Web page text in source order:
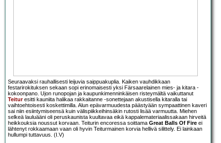
Seuraavaksi rauhallisesti leijuvia saippuakuplia. Kaiken vauhdikkaan
festarirokituksen sekaan sopi erinomaisesti yksi Färsaarelainen mies- ja kitara -
kokoonpano. Ujon runopojan ja kaupunkimenninkäisen risteymältä vaikuttanut
Teituresitti kauniita halikaa rakkaitanne -sonettejaan akustisella kitaralla tai
vaihtoehtoisesti koskettimilla. Alun epävarmuudesta päästyään sympaattinen kaveri
sai niin esiintymiseensä kuin välispiikkeihinsäkin rutosti lisää varmuutta. Miehen
selkeä lauluääni oli peruskaunista kuultavaa eikä kappalemateriaalissakaan hirveitä
heikkouksia noussut korvaan. Teiturin encoressa soittama Great Balls Of Fire ei
lähtenyt rokkaamaan vaan oli hyvin Teiturmainen korvia hellivä silittely. Ei lainkaan
hullumpi tuttavuus. (I.V)